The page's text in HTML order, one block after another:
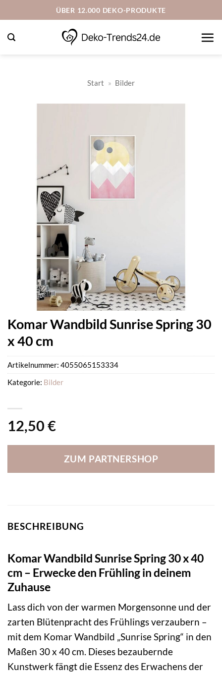
Inhalt
springen
ÜBER 12.000 DEKO-PRODUKTE
Start » Bilder
Komar Wandbild Sunrise Spring 30
x 40 cm
12,50 €
ZUM PARTNERSHOP
Artikelnummer: 4055065153334
Kategorie: Bilder
BESCHREIBUNG
Komar Wandbild Sunrise Spring 30 x 40
cm – Erwecke den Frühling in deinem
Zuhause
Lass dich von der warmen Morgensonne und der
zarten Blütenpracht des Frühlings verzaubern –
mit dem Komar Wandbild „Sunrise Spring“ in den
Maßen 30 x 40 cm. Dieses bezaubernde
Kunstwerk fängt die Essenz des Erwachens der